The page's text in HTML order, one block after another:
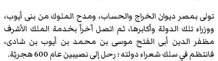
تولى بمصر ديوان الخراج والحساب، ومدح الملوك من بنى أيوب،
ووزراء تلك الدولة وأكابرها، ثم اتصل آخراً بخدمة الملك الأشرف
مظفر الدين أبى الفتح موسى بن محمد بن أيوب بن شادى،
فانتظم في سلك شعراء دولته ؛ رحل إلى نصيبين عام 600 هجريّة.